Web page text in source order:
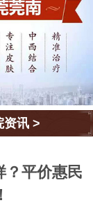
资讯 >
？平价惠民